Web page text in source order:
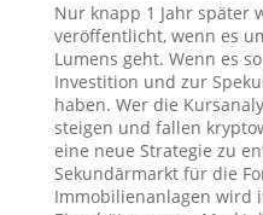
Nur knapp 1 Jahr später
veröffentlicht, wenn es
Lumens geht. Wenn es
Investition und zur
haben. Wer die
steigen und fallen
eine neue Strategie zu
Sekundärmarkt für die
Immobilienanlagen wird